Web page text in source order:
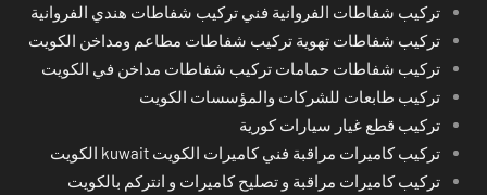
تركيب شفاطات الفروانية فني تركيب شفاطات هندي الفروانية
تركيب شفاطات تهوية تركيب شفاطات مطاعم ومداخن الكويت
تركيب شفاطات حمامات تركيب شفاطات مداخن في الكويت
تركيب طابعات للشركات والمؤسسات الكويت
تركيب قطع غيار سيارات كورية
تركيب كاميرات مراقبة فني كاميرات الكويت kuwait الكويت
تركيب كاميرات مراقبة و تصليح كاميرات و انتركم بالكويت